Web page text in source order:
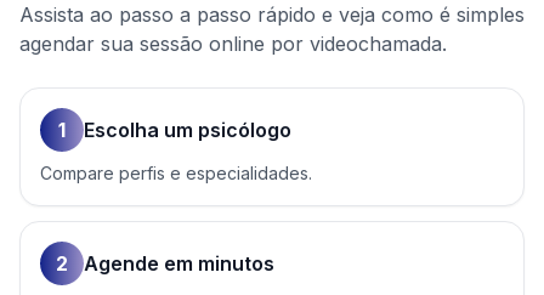
Assista ao passo a passo rápido e veja como é simples
agendar sua sessão online por videochamada.
1 Escolha um psicólogo
Compare perfis e especialidades.
2 Agende em minutos